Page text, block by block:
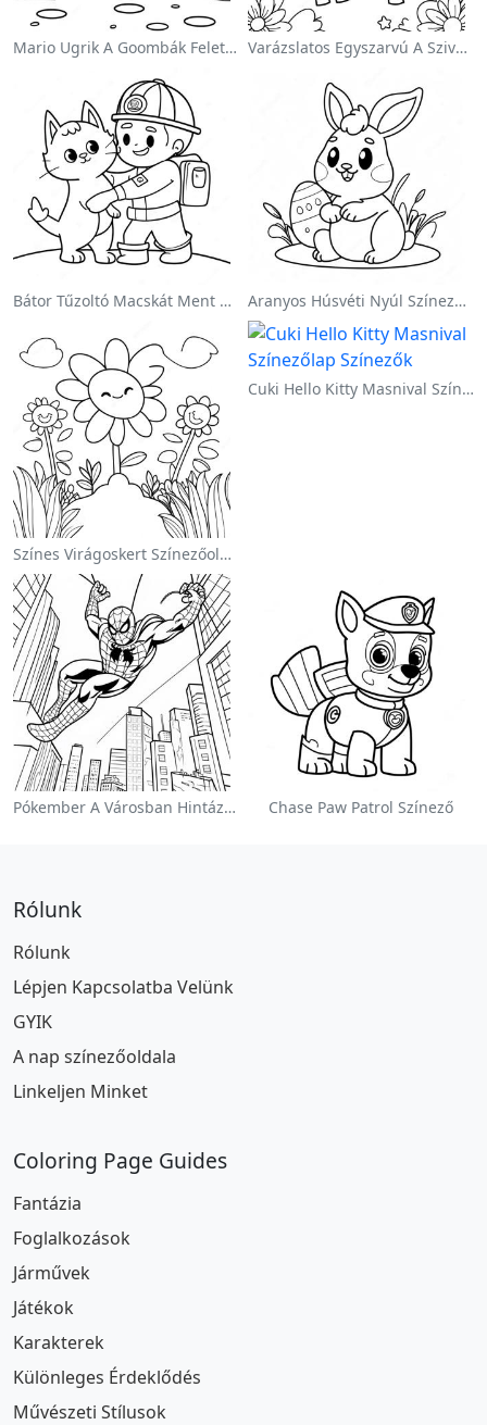
Mario Ugrik A Goombák Felett Színezőlap Varázslatos Egyszarvú A Szivárvány Színezőoldalon
Bátor Tűzoltó Macskát Ment Színezőlap Aranyos Húsvéti Nyúl Színezőoldalon
Színes Virágoskert Színezőoldalon
Cuki Hello Kitty Masnival Színezőlap
Pókember A Városban Hintázva Színezőlap Chase Paw Patrol Színező
Rólunk
Rólunk
Lépjen Kapcsolatba Velünk
GYIK
A nap színezőoldala
Linkeljen Minket
Coloring Page Guides
Fantázia
Foglalkozások
Járművek
Játékok
Karakterek
Különleges Érdeklődés
Művészeti Stílusok